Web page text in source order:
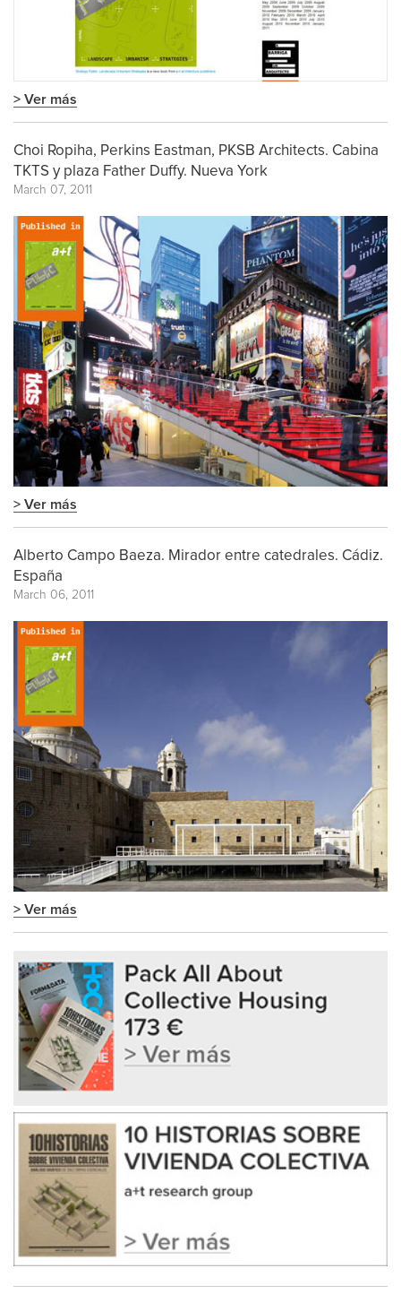
> Ver más
Choi Ropiha, Perkins Eastman, PKSB Architects. Cabina
TKTS y plaza Father Duffy. Nueva York
March 07, 2011
> Ver más
Alberto Campo Baeza. Mirador entre catedrales. Cádiz.
España
March 06, 2011
> Ver más